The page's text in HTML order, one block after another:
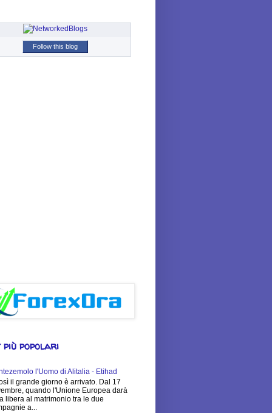
Follow this blog
più popolari
l'Uomo di Alitalia - Etihad
il grande giorno è arrivato. Dal 17
quando l'Unione Europea darà
libera al matrimonio tra le due
a...